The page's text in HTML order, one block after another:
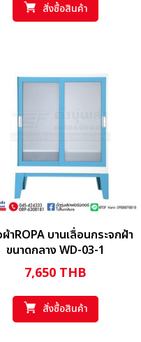
สั่งซื้อสินค้า
าROPA บานเลื่อนกระจกฝ้า
ขนาดกลาง WD-03-1
7,650 THB
สั่งซื้อสินค้า